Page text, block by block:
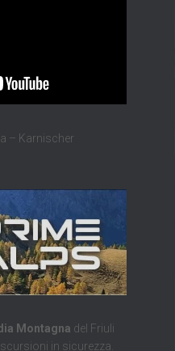
– Karnischer
Montagna del Friuli
in sicurezza.